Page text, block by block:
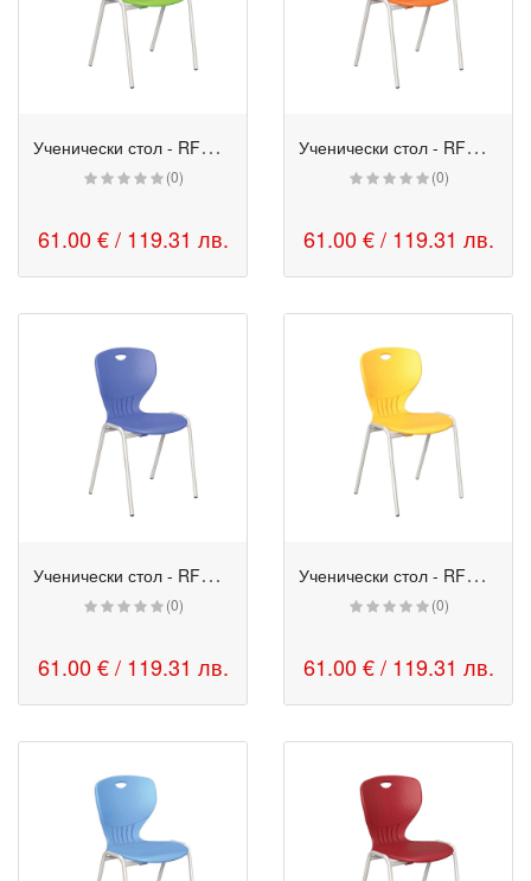
У
ченически стол - RFG Maxima A круша
(0)
61.00 € / 119.31 лв.
У
ченически стол - RFG Maxima A мандарина
(0)
61.00 € / 119.31 лв.
У
ченически стол - RFG Maxima A боровинка
(0)
61.00 € / 119.31 лв.
У
ченически стол - RFG Maxima A жълт
(0)
61.00 € / 119.31 лв.